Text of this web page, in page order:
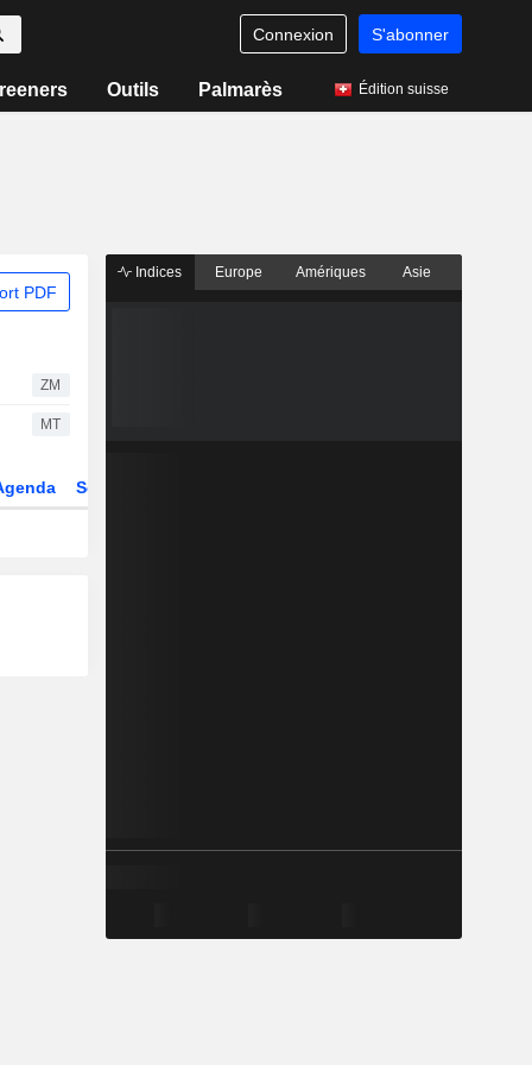
Connexion S'abonner
Outils Palmarès Édition suisse
PDF
ZM
MT
Secteur
Indices Europe Amériques Asie